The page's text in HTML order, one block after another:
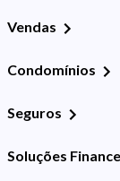
Vendas
Condomínios
Seguros
Soluções